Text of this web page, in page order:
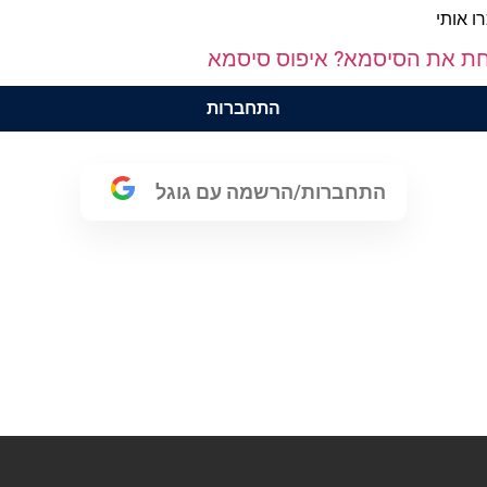
אותי
את הסיסמא? איפוס סיסמא
התחברות
התחברות/הרשמה עם גוגל